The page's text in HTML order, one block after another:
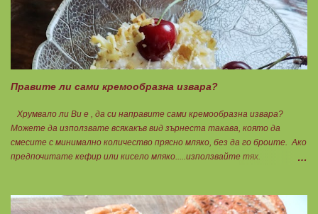
мляко. Цялото количество можете да разпределите на порции и да
хапвате както предпочитате. Нека да ни е вкусно заедно! Люси
Правите ли сами кремообразна извара?
Хрумвало ли Ви е , да си направите сами кремообразна извара?
Можете да използвате всякакъв вид зърнеста такава, която да
смесите с минимално количество прясно мляко, без да го броите. Ако
предпочитате кефир или кисело мляко.....използвайте тях.
приготвяне на всякакви плодови кремчета, крем за торти, за всякакви